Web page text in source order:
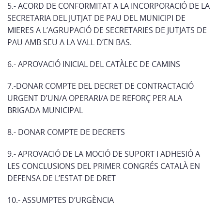
5.- ACORD DE CONFORMITAT A LA INCORPORACIÓ DE LA
SECRETARIA DEL JUTJAT DE PAU DEL MUNICIPI DE
MIERES A L’AGRUPACIÓ DE SECRETARIES DE JUTJATS DE
PAU AMB SEU A LA VALL D’EN BAS.
6.- APROVACIÓ INICIAL DEL CATÀLEC DE CAMINS
7.-DONAR COMPTE DEL DECRET DE CONTRACTACIÓ
URGENT D’UN/A OPERARI/A DE REFORÇ PER ALA
BRIGADA MUNICIPAL
8.- DONAR COMPTE DE DECRETS
9.- APROVACIÓ DE LA MOCIÓ DE SUPORT I ADHESIÓ A
LES CONCLUSIONS DEL PRIMER CONGRÉS CATALÀ EN
DEFENSA DE L’ESTAT DE DRET
10.- ASSUMPTES D’URGÈNCIA